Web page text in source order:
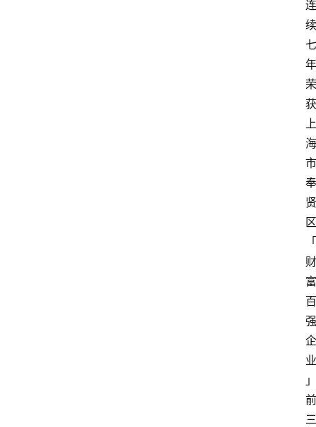
连
续
七
年
荣
获
上
海
市
奉
贤
区
「
财
富
百
强
企
业
」
前
三